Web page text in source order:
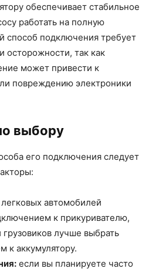
обеспечивает стабильное
работать на полную
способ подключения требует
осторожности, так как
может привести к
повреждению электроники
выбору
его подключения следует
автомобилей
к прикуривателю,
лучше выбрать
к аккумулятору.
если вы планируете часто